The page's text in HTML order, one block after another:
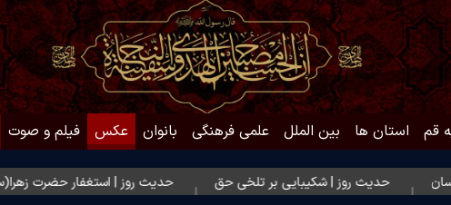
قم استان ها بین الملل علمی فرهنگی بانوان عکس فیلم و صوت
حدیث روز | شکیبایی بر تلخی حق حدیث روز | استغفار حضرت زهرا(س) برای